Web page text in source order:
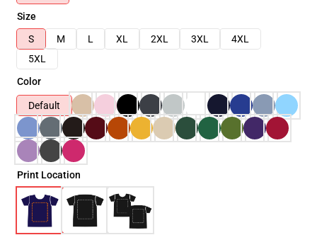
Size
S
M L XL 2XL 3XL
4XL
5XL
Color
Default
Print Location